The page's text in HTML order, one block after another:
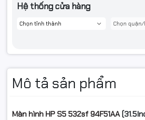
Hệ thống cửa hàng
Mô tả sản phẩm
Màn hình HP S5 532sf 94F51AA